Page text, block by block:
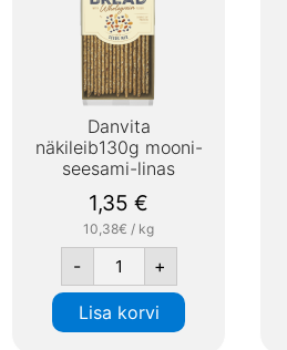
Danvita
näkileib130g mooni-
seesami-linas
1,35 €
10,38€ / kg
- +
Lisa korvi